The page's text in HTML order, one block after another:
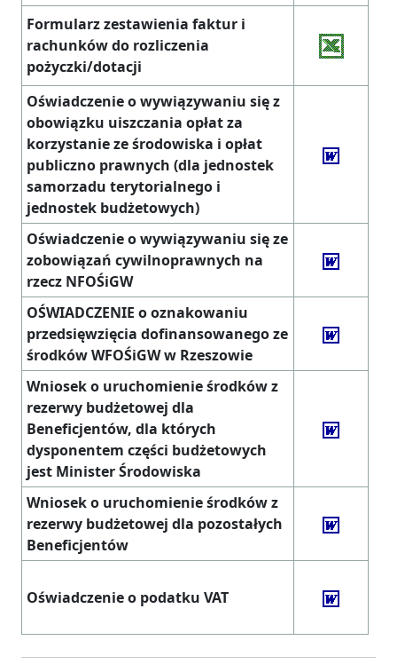
Formularz zestawienia faktur i
rachunków do rozliczenia
pożyczki/dotacji
Oświadczenie o wywiązywaniu się z
obowiązku uiszczania opłat za
korzystanie ze środowiska i opłat
publiczno prawnych (dla jednostek
samorzadu terytorialnego i
jednostek budżetowych)
Oświadczenie o wywiązywaniu się ze
zobowiązań cywilnoprawnych na
rzecz NFOŚiGW
OŚWIADCZENIE o oznakowaniu
przedsięwzięcia dofinansowanego ze
środków WFOŚiGW w Rzeszowie
Wniosek o uruchomienie środków z
rezerwy budżetowej dla
Beneficjentów, dla których
dysponentem części budżetowych
jest Minister Środowiska
Wniosek o uruchomienie środków z
rezerwy budżetowej dla pozostałych
Beneficjentów
Oświadczenie o podatku VAT